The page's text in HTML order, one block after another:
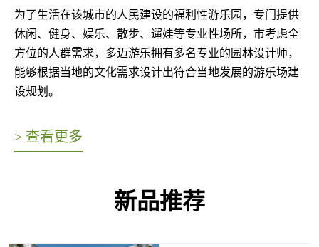
为了生活在该城市的人民建设的福利性游乐园，专门提供
休闲、健身、娱乐、散步、遛娃等专业性场所，市考虑全
方位的人群需求，多迈游乐拥有多名专业的园林设计师，
能够根据当地的文化需求设计出符合当地发展的游乐场建
设规划。
> 查看更多
新品推荐